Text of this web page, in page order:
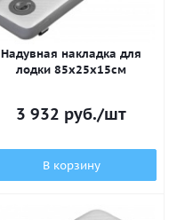
Надувная накладка для
лодки 85х25x15см
3 932 руб./шт
В корзину